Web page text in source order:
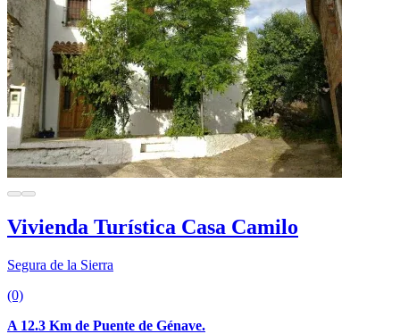
Vivienda Turística Casa Camilo
Segura de la Sierra
(0)
A 12.3 Km de Puente de Génave.